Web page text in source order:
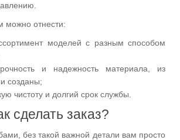
можно отнести:
моделей с разным способом
и надежность материала, из
созданы;
чистоту и долгий срок службы.
сделать заказ?
без такой важной детали вам просто